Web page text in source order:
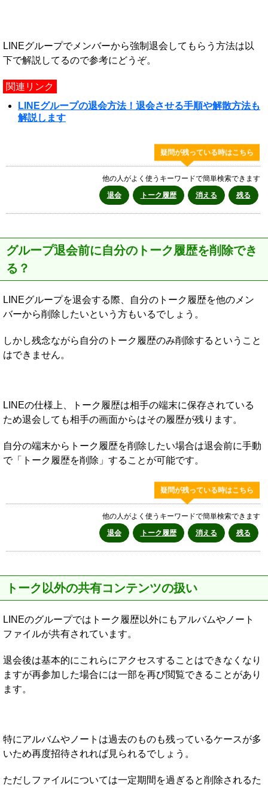
LINEグループでメンバーから強制退会してもらう方法は以
下で解説してるので参考にどうぞ。
関連リンク
LINEグループの退会方法！退会させる手順や解散方法も
解説します
疑問が残っている時はこちら
他の人がよく使うキーワードで簡単検索できます
退会
トーク履歴 消える 残る
グループ退会前に自分のトーク履歴を削除でき
る？
LINEグループを退会する際、自分のトーク履歴を他のメン
バーから削除したいという方もいるでしょう。
しかし残念ながら自分のトーク履歴のみ削除するということ
はできません。
LINEの仕様上、トーク履歴は相手の端末に保存されている
ため退会しても相手の画面からはその履歴が残ります。
自分の端末からトーク履歴を削除したい場合は退会前に手動
で「トーク履歴を削除」することが可能です。
疑問が残っている時はこちら
他の人がよく使うキーワードで簡単検索できます
退会
トーク履歴 消える 残る
トーク以外の共有コンテンツの扱い
LINEのグループではトーク履歴以外にもアルバムやノート
ファイルが共有されています。
退会後は基本的にこれらにアクセスすることはできなくなり
ますが再参加した場合には一部を再び閲覧できることがあり
ます。
特にアルバムやノートは過去のものも残っているケースが多
いため再度招待されれば見られるでしょう。
ただしファイルについては一定期間を過ぎると削除されるた